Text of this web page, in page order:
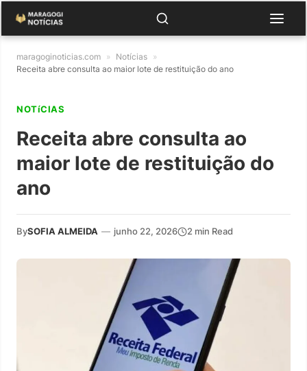
maragoginoticias.com » Notícias »
Receita abre consulta ao maior lote de restituição do ano
NOTíCIAS
Receita abre consulta ao
maior lote de restituição do
ano
BySOFIA ALMEIDA — junho 22, 2026 2 min Read